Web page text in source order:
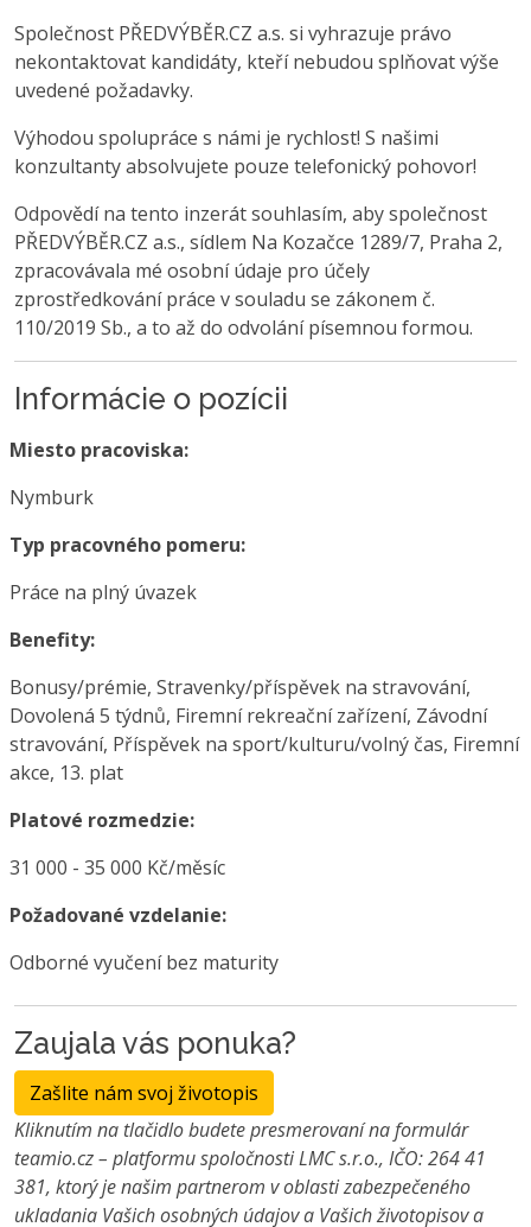
Společnost PŘEDVÝBĚR.CZ a.s. si vyhrazuje právo
nekontaktovat kandidáty, kteří nebudou splňovat výše
uvedené požadavky.
Výhodou spolupráce s námi je rychlost! S našimi
konzultanty absolvujete pouze telefonický pohovor!
Odpovědí na tento inzerát souhlasím, aby společnost
PŘEDVÝBĚR.CZ a.s., sídlem Na Kozačce 1289/7, Praha 2,
zpracovávala mé osobní údaje pro účely
zprostředkování práce v souladu se zákonem č.
110/2019 Sb., a to až do odvolání písemnou formou.
Informácie o pozícii
Miesto pracoviska:
Nymburk
Typ pracovného pomeru:
Práce na plný úvazek
Benefity:
Bonusy/prémie, Stravenky/příspěvek na stravování,
Dovolená 5 týdnů, Firemní rekreační zařízení, Závodní
stravování, Příspěvek na sport/kulturu/volný čas, Firemní
akce, 13. plat
Platové rozmedzie:
31 000 - 35 000 Kč/měsíc
Požadované vzdelanie:
Odborné vyučení bez maturity
Zaujala vás ponuka?
Zašlite nám svoj životopis
Kliknutím na tlačidlo budete presmerovaní na formulár
teamio.cz – platformu spoločnosti LMC s.r.o., IČO: 264 41
381, ktorý je našim partnerom v oblasti zabezpečeného
ukladania Vašich osobných údajov a Vašich životopisov a